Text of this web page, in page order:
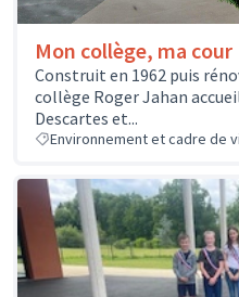
Mon collège, ma cour
Construit en 1962 puis
collège Roger Jahan
Descartes et...
Environnement et cadre de